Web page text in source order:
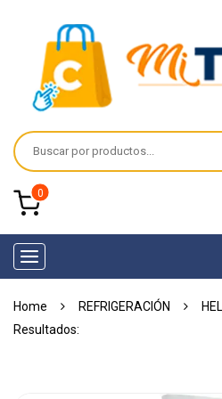
0
Toggle
navigation
Home REFRIGERACIÓN